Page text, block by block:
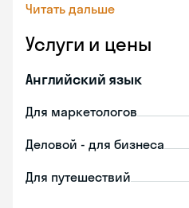
Читать дальше
Услуги и цены
Английский язык
Для маркетологов
Деловой - для бизнеса
Для путешествий